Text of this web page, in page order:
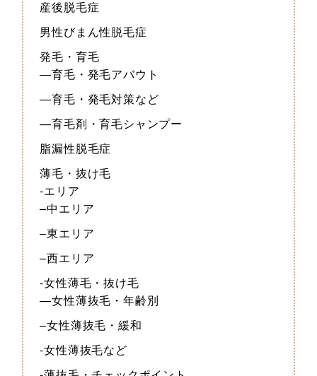
産後脱毛症
男性びまん性脱毛症
発毛・育毛
—育毛・発毛アバウト
—育毛・発毛対策など
—育毛剤・育毛シャンプー
脂漏性脱毛症
薄毛・抜け毛
-エリア
–中エリア
–東エリア
–西エリア
-女性薄毛・抜け毛
—女性薄抜毛・年齢別
–女性薄抜毛・緩和
-女性薄抜毛など